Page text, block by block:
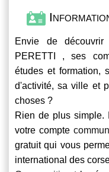
Envie de
PERETTI , ses
études et formation,
d'activité, sa ville et
choses ?
Rien de plus simple.
votre compte
gratuit qui vous
international des